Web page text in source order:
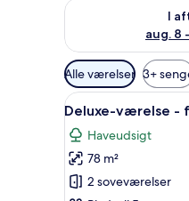
I
aug. 8
Tjek
Tilgængelige
filtre
for
værelser
Alle værelser 3+
Indlæs
alle
billeder
af
Deluxe-
33
Deluxe-værelse -
Haveudsigt
78 m²
2 soveværelser